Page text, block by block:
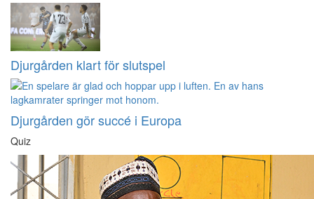
Djurgården klart för slutspel
Djurgården gör succé i Europa
Quiz